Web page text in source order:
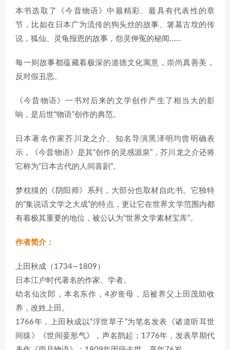
本书选取了《今昔物语》中最精彩、最具有代表性的章
节，比如在日本广为流传的狗头丝的故事、箸墓古坟的传
说，狐仙、灵龟报恩的故事，怨灵伸冤的秘闻……
每一则故事都蕴藏着极深的道德文化寓意，崇尚真善美，
反对假丑恶。
《今昔物语》一书对后来的文学创作产生了相当大的影
响，是后世“物语”创作的典范。
日本著名作家芥川龙之介、知名导演黑泽明均曾明确表
示，《今昔物语》是其“创作的灵感源泉”，芥川龙之介还将
它称为“日本古代的人间喜剧”。
梦枕獏的《阴阳师》系列，大部分也取材自此书。它独特
的“集说话文学之大成”的特点，更让它在世界文学范围内都
有着极其重要的地位，被公认为“世界文学素材宝库”。
作者简介：
上田秋成（1734—1809）
日本江户时代著名的作家、学者。
幼名仙次郎，本名东作，4岁丧母，后被养父上田茂助收
养，改姓上田。
1766年，上田秋成以“浮世草子”为笔名发表《诸道听耳世
间猿》《世间妾形气》，声名鹊起；1776年，发表早期代